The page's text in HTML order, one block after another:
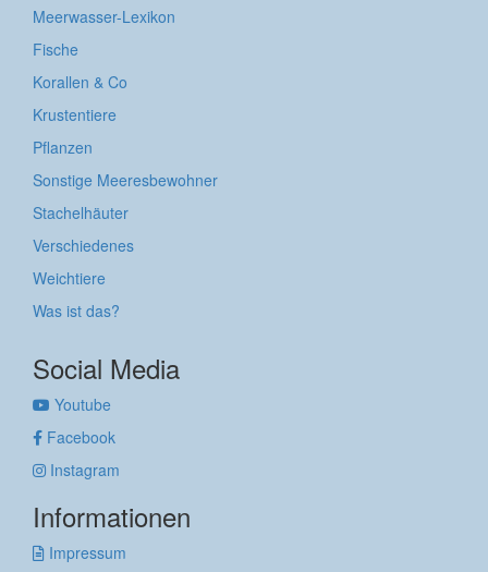
Meerwasser-Lexikon
Fische
Korallen & Co
Krustentiere
Pflanzen
Sonstige Meeresbewohner
Stachelhäuter
Verschiedenes
Weichtiere
Was ist das?
Social Media
Youtube
Facebook
Instagram
Informationen
Impressum